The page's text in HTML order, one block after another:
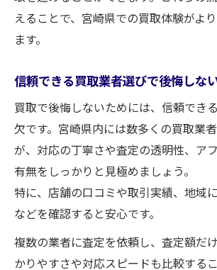
えることで、宮崎県での買取体験がよ
ます。
信頼できる買取業者選びで後悔しな
買取で後悔しないためには、信頼でき
欠です。宮崎県内には数多くの買取業
が、対応の丁寧さや査定の透明性、ア
有無をしっかりと見極めましょう。
特に、店舗の口コミや取引実績、地域
などを確認すると安心です。
複数の業者に査定を依頼し、査定額だ
かりやすさや対応スピードも比較する